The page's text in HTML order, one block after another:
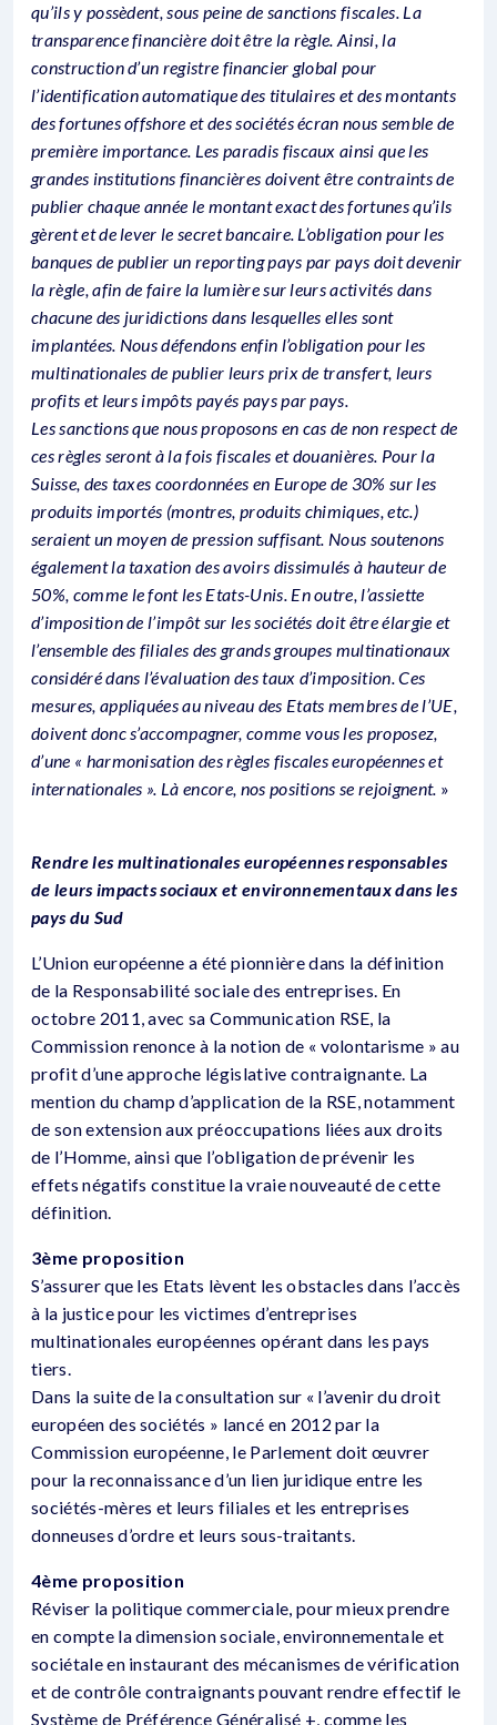
qu’ils y possèdent, sous peine de sanctions fiscales. La
transparence financière doit être la règle. Ainsi, la
construction d’un registre financier global pour
l’identification automatique des titulaires et des montants
des fortunes offshore et des sociétés écran nous semble de
première importance. Les paradis fiscaux ainsi que les
grandes institutions financières doivent être contraints de
publier chaque année le montant exact des fortunes qu’ils
gèrent et de lever le secret bancaire. L’obligation pour les
banques de publier un reporting pays par pays doit devenir
la règle, afin de faire la lumière sur leurs activités dans
chacune des juridictions dans lesquelles elles sont
implantées. Nous défendons enfin l’obligation pour les
multinationales de publier leurs prix de transfert, leurs
profits et leurs impôts payés pays par pays.
Les sanctions que nous proposons en cas de non respect de
ces règles seront à la fois fiscales et douanières. Pour la
Suisse, des taxes coordonnées en Europe de 30% sur les
produits importés (montres, produits chimiques, etc.)
seraient un moyen de pression suffisant. Nous soutenons
également la taxation des avoirs dissimulés à hauteur de
50%, comme le font les Etats-Unis. En outre, l’assiette
d’imposition de l’impôt sur les sociétés doit être élargie et
l’ensemble des filiales des grands groupes multinationaux
considéré dans l’évaluation des taux d’imposition. Ces
mesures, appliquées au niveau des Etats membres de l’UE,
doivent donc s’accompagner, comme vous les proposez,
d’une « harmonisation des règles fiscales européennes et
internationales ». Là encore, nos positions se rejoignent. »
Rendre les multinationales européennes responsables
de leurs impacts sociaux et environnementaux dans les
pays du Sud
L’Union européenne a été pionnière dans la définition
de la Responsabilité sociale des entreprises. En
octobre 2011, avec sa Communication RSE, la
Commission renonce à la notion de « volontarisme » au
profit d’une approche législative contraignante. La
mention du champ d’application de la RSE, notamment
de son extension aux préoccupations liées aux droits
de l’Homme, ainsi que l’obligation de prévenir les
effets négatifs constitue la vraie nouveauté de cette
définition.
3ème proposition
S’assurer que les Etats lèvent les obstacles dans l’accès
à la justice pour les victimes d’entreprises
multinationales européennes opérant dans les pays
tiers.
Dans la suite de la consultation sur « l’avenir du droit
européen des sociétés » lancé en 2012 par la
Commission européenne, le Parlement doit œuvrer
pour la reconnaissance d’un lien juridique entre les
sociétés-mères et leurs filiales et les entreprises
donneuses d’ordre et leurs sous-traitants.
4ème proposition
Réviser la politique commerciale, pour mieux prendre
en compte la dimension sociale, environnementale et
sociétale en instaurant des mécanismes de vérification
et de contrôle contraignants pouvant rendre effectif le
Système de Préférence Généralisé +, comme les